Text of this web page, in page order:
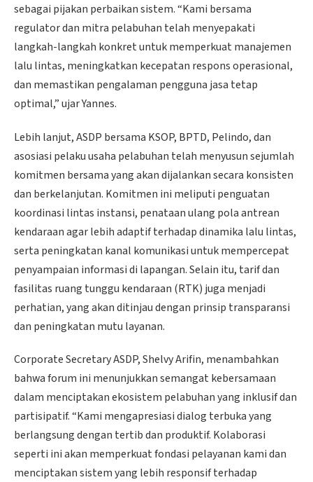
sebagai pijakan perbaikan sistem. “Kami bersama
regulator dan mitra pelabuhan telah menyepakati
langkah-langkah konkret untuk memperkuat manajemen
lalu lintas, meningkatkan kecepatan respons operasional,
dan memastikan pengalaman pengguna jasa tetap
optimal,” ujar Yannes.
Lebih lanjut, ASDP bersama KSOP, BPTD, Pelindo, dan
asosiasi pelaku usaha pelabuhan telah menyusun sejumlah
komitmen bersama yang akan dijalankan secara konsisten
dan berkelanjutan. Komitmen ini meliputi penguatan
koordinasi lintas instansi, penataan ulang pola antrean
kendaraan agar lebih adaptif terhadap dinamika lalu lintas,
serta peningkatan kanal komunikasi untuk mempercepat
penyampaian informasi di lapangan. Selain itu, tarif dan
fasilitas ruang tunggu kendaraan (RTK) juga menjadi
perhatian, yang akan ditinjau dengan prinsip transparansi
dan peningkatan mutu layanan.
Corporate Secretary ASDP, Shelvy Arifin, menambahkan
bahwa forum ini menunjukkan semangat kebersamaan
dalam menciptakan ekosistem pelabuhan yang inklusif dan
partisipatif. “Kami mengapresiasi dialog terbuka yang
berlangsung dengan tertib dan produktif. Kolaborasi
seperti ini akan memperkuat fondasi pelayanan kami dan
menciptakan sistem yang lebih responsif terhadap